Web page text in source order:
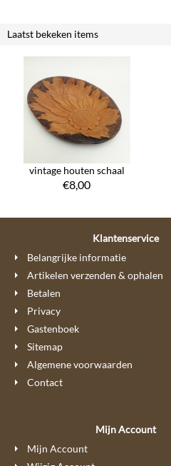
Laatst bekeken items
vintage houten schaal
€8,00
Klantenservice
Belangrijke informatie
Artikelen verzenden & ophalen
Betalen
Privacy
Gastenboek
Sitemap
Algemene voorwaarden
Contact
Mijn Account
Mijn Account